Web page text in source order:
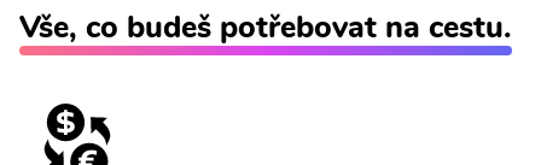
Vše, co budeš potřebovat na cestu.